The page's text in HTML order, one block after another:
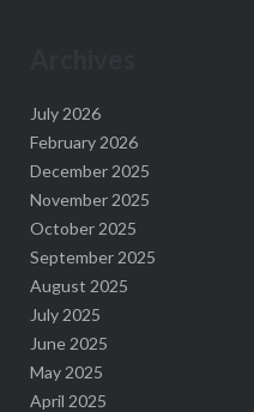
July 2026
February 2026
December 2025
November 2025
October 2025
September 2025
August 2025
July 2025
June 2025
May 2025
April 2025